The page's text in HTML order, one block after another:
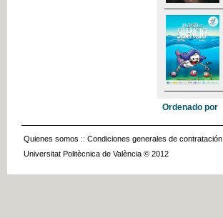
Ordenado por
Quienes somos :: Condiciones generales de contratación
Universitat Politècnica de València © 2012